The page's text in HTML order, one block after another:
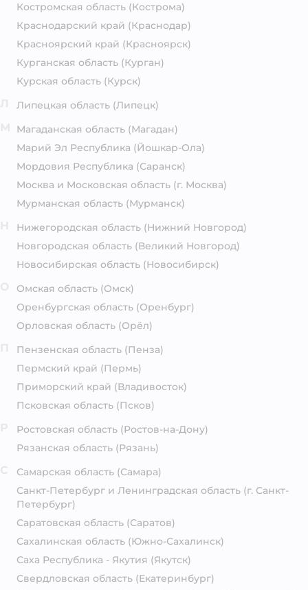
Костромская область (Кострома)
Краснодарский край (Краснодар)
Красноярский край (Красноярск)
Курганская область (Курган)
Курская область (Курск)
Липецкая область (Липецк)
Магаданская область (Магадан)
Марий Эл Республика (Йошкар-Ола)
Мордовия Республика (Саранск)
Москва и Московская область (г. Москва)
Мурманская область (Мурманск)
Нижегородская область (Нижний Новгород)
Новгородская область (Великий Новгород)
Новосибирская область (Новосибирск)
Омская область (Омск)
Оренбургская область (Оренбург)
Орловская область (Орёл)
Пензенская область (Пенза)
Пермский край (Пермь)
Приморский край (Владивосток)
Псковская область (Псков)
Ростовская область (Ростов-на-Дону)
Рязанская область (Рязань)
Самарская область (Самара)
Санкт-Петербург и Ленинградская область (г. Санкт-
Петербург)
Саратовская область (Саратов)
Сахалинская область (Южно-Сахалинск)
Саха Республика - Якутия (Якутск)
Свердловская область (Екатеринбург)